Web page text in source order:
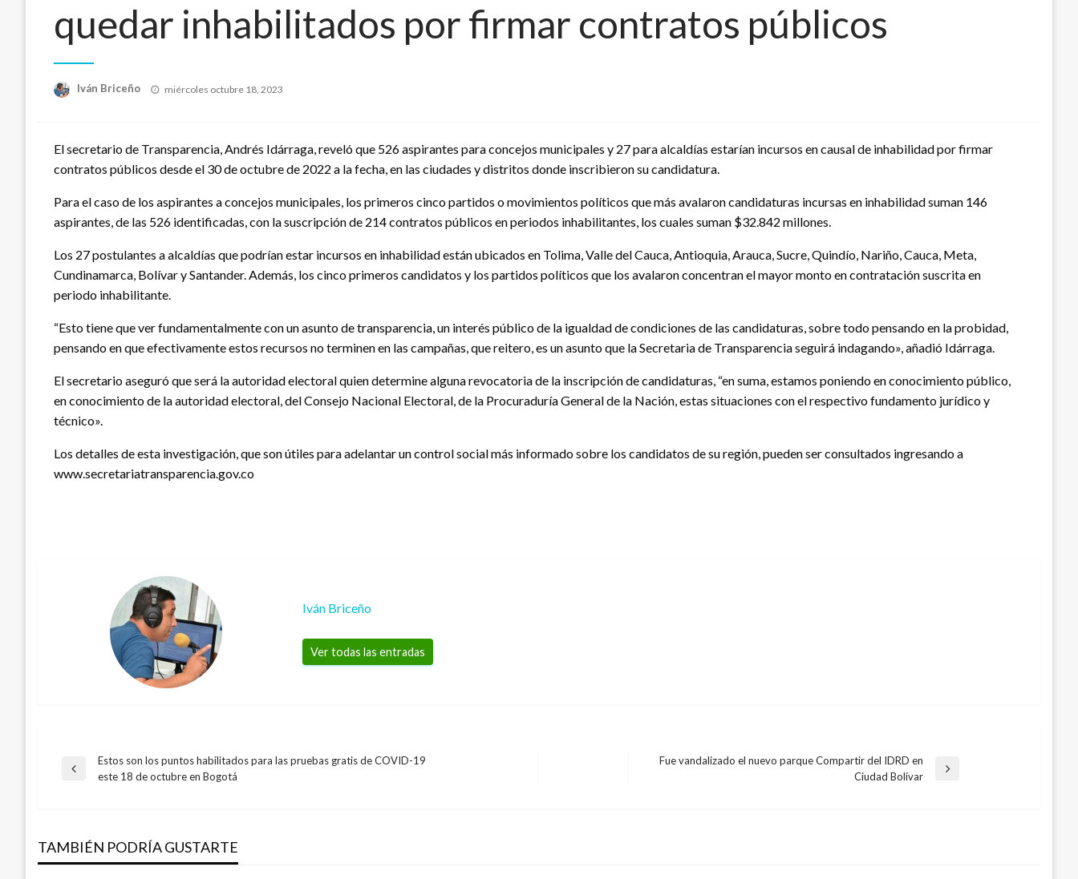
quedar inhabilitados por firmar contratos públicos
Iván Briceño
Publicado
miércoles octubre 18, 2023
El secretario de Transparencia, Andrés Idárraga, reveló que 526 aspirantes para concejos municipales y 27 para alcaldías estarían incursos en causal de inhabilidad por firmar
contratos públicos desde el 30 de octubre de 2022 a la fecha, en las ciudades y distritos donde inscribieron su candidatura.
Para el caso de los aspirantes a concejos municipales, los primeros cinco partidos o movimientos políticos que más avalaron candidaturas incursas en inhabilidad suman 146
aspirantes, de las 526 identificadas, con la suscripción de 214 contratos públicos en periodos inhabilitantes, los cuales suman $32.842 millones.
Los 27 postulantes a alcaldías que podrían estar incursos en inhabilidad están ubicados en Tolima, Valle del Cauca, Antioquia, Arauca, Sucre, Quindío, Nariño, Cauca, Meta,
Cundinamarca, Bolívar y Santander. Además, los cinco primeros candidatos y los partidos políticos que los avalaron concentran el mayor monto en contratación suscrita en
periodo inhabilitante.
“Esto tiene que ver fundamentalmente con un asunto de transparencia, un interés público de la igualdad de condiciones de las candidaturas, sobre todo pensando en la probidad,
pensando en que efectivamente estos recursos no terminen en las campañas, que reitero, es un asunto que la Secretaria de Transparencia seguirá indagando», añadió Idárraga.
El secretario aseguró que será la autoridad electoral quien determine alguna revocatoria de la inscripción de candidaturas, “en suma, estamos poniendo en conocimiento público,
en conocimiento de la autoridad electoral, del Consejo Nacional Electoral, de la Procuraduría General de la Nación, estas situaciones con el respectivo fundamento jurídico y
técnico».
Los detalles de esta investigación, que son útiles para adelantar un control social más informado sobre los candidatos de su región, pueden ser consultados ingresando a
www.secretariatransparencia.gov.co
Iván Briceño
Ver todas las entradas
Navegación
entradas
Entrada
Estos son los puntos habilitados para las pruebas gratis de COVID-19
este 18 de octubre en Bogotá
Fue vandalizado el nuevo parque Compartir del IDRD en
Ciudad Bolívar
TAMBIÉN PODRÍA GUSTARTE